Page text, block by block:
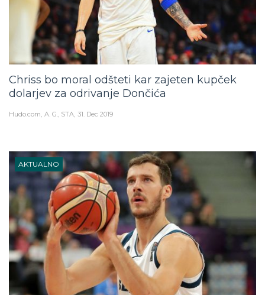
Chriss bo moral odšteti kar zajeten kupček
dolarjev za odrivanje Dončića
Hudo.com A. G., STA 31. Dec 2019
AKTUALNO